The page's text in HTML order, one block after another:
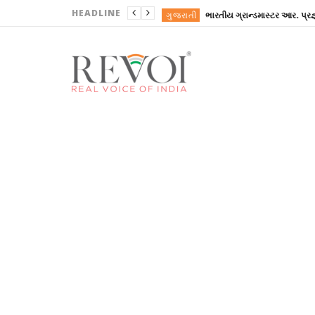
HEADLINE ગુજરાતી
AGENCY NEWS
ગુજરાતી